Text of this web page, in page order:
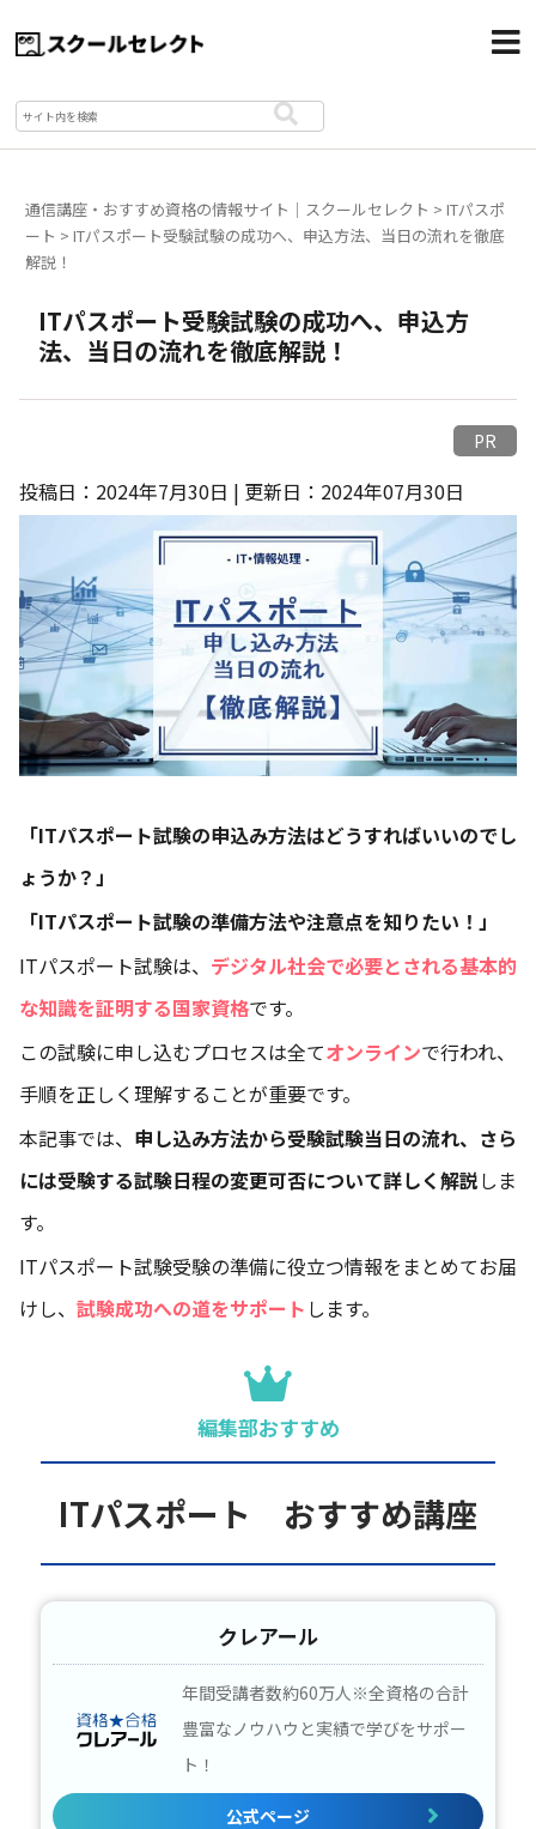
通信講座・おすすめ資格の情報サイト｜スクールセレクト >ITパスポ
ート >ITパスポート受験試験の成功へ、申込方法、当日の流れを徹底
解説！
ITパスポート受験試験の成功へ、申込方
法、当日の流れを徹底解説！
PR
投稿日：2024年7月30日 | 更新日：2024年07月30日
「ITパスポート試験の申込み方法はどうすればいいのでし
ょうか？」
「ITパスポート試験の準備方法や注意点を知りたい！」
ITパスポート試験は、 デジタル社会で必要とされる基本的
な知識を証明する国家資格です。
この試験に申し込むプロセスは全てオンラインで行われ、
手順を正しく理解することが重要です。
本記事では、 申し込み方法から受験試験当日の流れ、さら
には受験する試験日程の変更可否について詳しく解説しま
す。
ITパスポート試験受験の準備に役立つ情報をまとめてお届
けし、 試験成功への道をサポート します。
編集部おすすめ
ITパスポート おすすめ講座
クレアール
年間受講者数約60万人※全資格の合計
豊富なノウハウと実績で学びをサポー
ト！
公式ページ